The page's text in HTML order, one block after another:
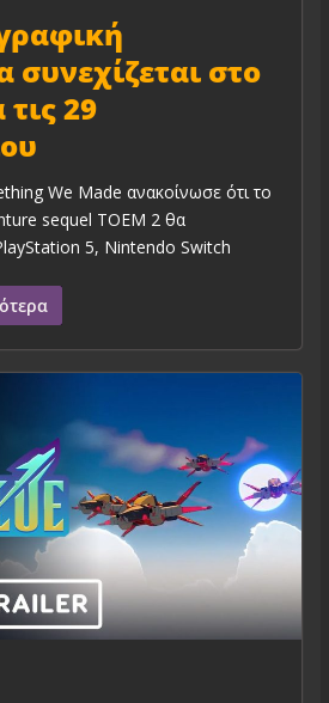
συνεχίζεται στο
τις 29
We Made ανακοίνωσε ότι το
sequel TOEM 2 θα
5, Nintendo Switch